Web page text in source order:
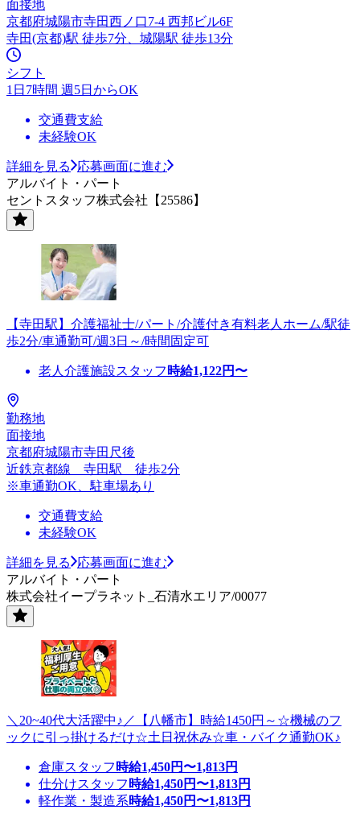
面接地
京都府城陽市寺田西ノ口7-4 西邦ビル6F
寺田(京都)駅 徒歩7分、城陽駅 徒歩13分
シフト
1日7時間 週5日からOK
交通費支給
未経験OK
詳細を見る
応募画面に進む
アルバイト・パート
セントスタッフ株式会社【25586】
【寺田駅】介護福祉士/パート/介護付き有料老人ホーム/駅徒
歩2分/車通勤可/週3日～/時間固定可
老人介護施設スタッフ 時給1,122円〜
勤務地
面接地
京都府城陽市寺田尺後
近鉄京都線 寺田駅 徒歩2分
※車通勤OK、駐車場あり
交通費支給
未経験OK
詳細を見る
応募画面に進む
アルバイト・パート
株式会社イープラネット_石清水エリア/00077
＼20~40代大活躍中♪／【八幡市】時給1450円～☆機械のフ
ックに引っ掛けるだけ☆土日祝休み☆車・バイク通勤OK♪
倉庫スタッフ 時給1,450円〜1,813円
仕分けスタッフ 時給1,450円〜1,813円
軽作業・製造系時給1,450円〜1,813円